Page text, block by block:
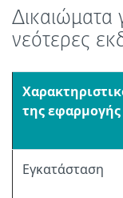
Δικαιώματα
νεότερες
της εφαρμογής
Εγκατάσταση